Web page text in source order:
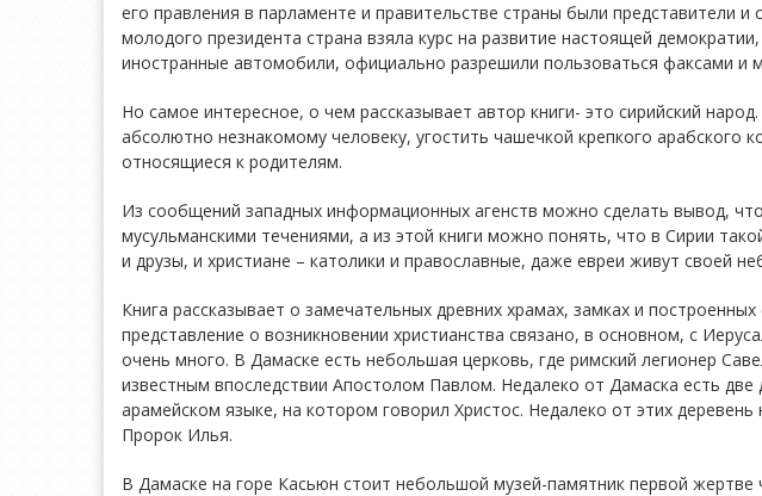
его правления в парламенте и правительстве страны были представители
молодого президента страна взяла курс на развитие настоящей
иностранные автомобили, официально разрешили пользоваться факсами
Но самое интересное, о чем рассказывает автор книги- это сирийский
абсолютно незнакомому человеку, угостить чашечкой крепкого
относящиеся к родителям.
Из сообщений западных информационных агенств можно сделать вывод,
мусульманскими течениями, а из этой книги можно понять, что в Сирии
и друзы, и христиане – католики и православные, даже евреи живут своей
Книга рассказывает о замечательных древних храмах, замках и
представление о возникновении христианства связано, в основном, с
очень много. В Дамаске есть небольшая церковь, где римский легионер
известным впоследствии Апостолом Павлом. Недалеко от Дамаска есть
арамейском языке, на котором говорил Христос. Недалеко от этих
Пророк Илья.
В Дамаске на горе Касьюн стоит небольшой музей-памятник первой